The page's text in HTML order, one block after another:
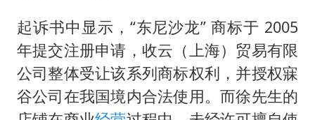
起诉书中显示，“东尼沙龙” 商标于 2005
年提交注册申请，收云（上海）贸易有限
公司整体受让该系列商标权利，并授权寐
谷公司在我国境内合法使用。而徐先生的